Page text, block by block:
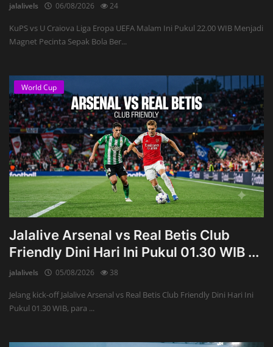
jalalivels 06/08/2026 24
KuPS vs U Craiova Liga Eropa UEFA Malam Ini Pukul 22.00 WIB Menjadi
Magnet Pecinta Sepak Bola Ber...
World Cup
Jalalive Arsenal vs Real Betis Club
Friendly Dini Hari Ini Pukul 01.30 WIB ...
jalalivels 05/08/2026 38
Jelang kick-off Jalalive Arsenal vs Real Betis Club Friendly Dini Hari Ini
Pukul 01.30 WIB, para ...